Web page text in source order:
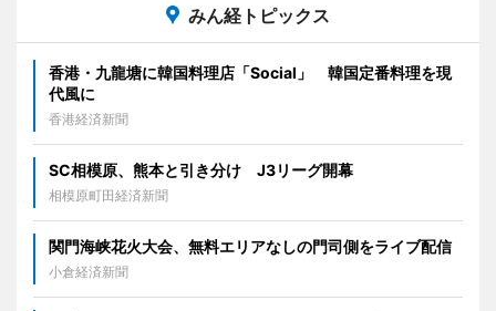
みん経トピックス
香港・九龍塘に韓国料理店「Social」 韓国定番料理を現
代風に
香港経済新聞
SC相模原、熊本と引き分け J3リーグ開幕
相模原町田経済新聞
関門海峡花火大会、無料エリアなしの門司側をライブ配信
小倉経済新聞